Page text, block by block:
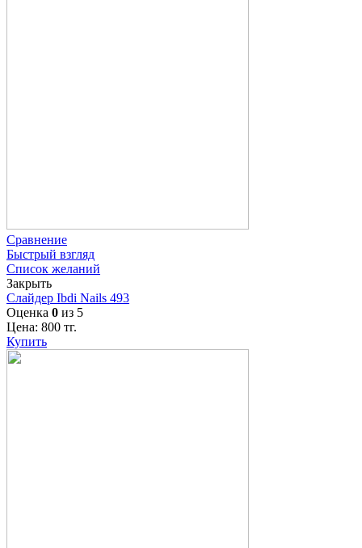
Сравнение
Быстрый взгляд
Список желаний
Закрыть
Слайдер Ibdi Nails 493
Оценка 0 из 5
Цена: 800 тг.
Купить